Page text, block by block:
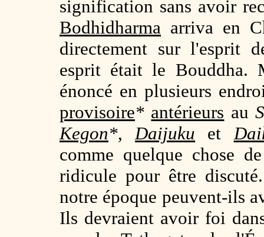
signification sans avoir
Bodhidharma arriva en
directement sur l'esprit
esprit était le Bouddha.
énoncé en plusieurs
provisoire* antérieurs au
Kegon*,Daijuku et
comme quelque chose
ridicule pour être
notre époque peuvent-ils
Ils devraient avoir foi